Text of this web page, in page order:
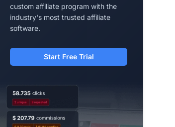
custom affiliate program with the
industry's most trusted affiliate
software.
Start Free Trial